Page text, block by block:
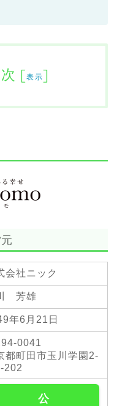
[表示]
会社ニック
芳雄
年6月21日
0041
都町田市玉川学園2-
202
公